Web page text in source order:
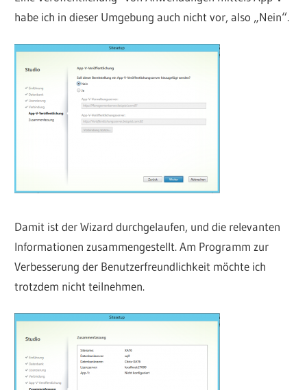
habe ich in dieser Umgebung auch nicht vor, also „Nein“.
Damit ist der Wizard durchgelaufen, und die relevanten
Informationen zusammengestellt. Am Programm zur
Verbesserung der Benutzerfreundlichkeit möchte ich
trotzdem nicht teilnehmen.